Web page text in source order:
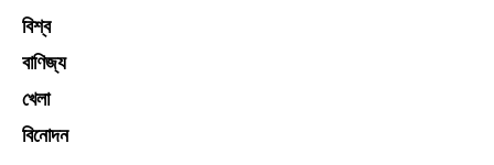
বিশ্ব
বাণিজ্য
খেলা
বিনোদন